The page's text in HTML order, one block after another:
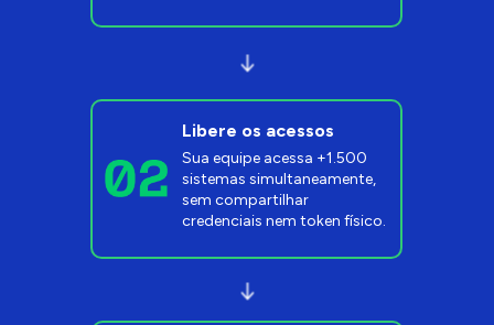
Libere os acessos
Sua equipe acessa +1.500
sistemas simultaneamente,
sem compartilhar
credenciais nem token físico.